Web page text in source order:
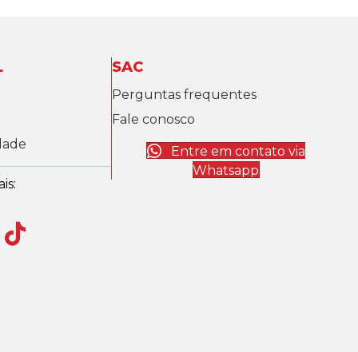
SAC
Perguntas frequentes
Fale conosco
Entre em contato via
Whatsapp